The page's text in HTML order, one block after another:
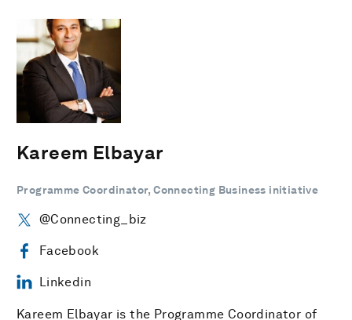
Kareem Elbayar
Programme Coordinator, Connecting Business initiative
@Connecting_biz
Facebook
Linkedin
Kareem Elbayar is the Programme Coordinator of